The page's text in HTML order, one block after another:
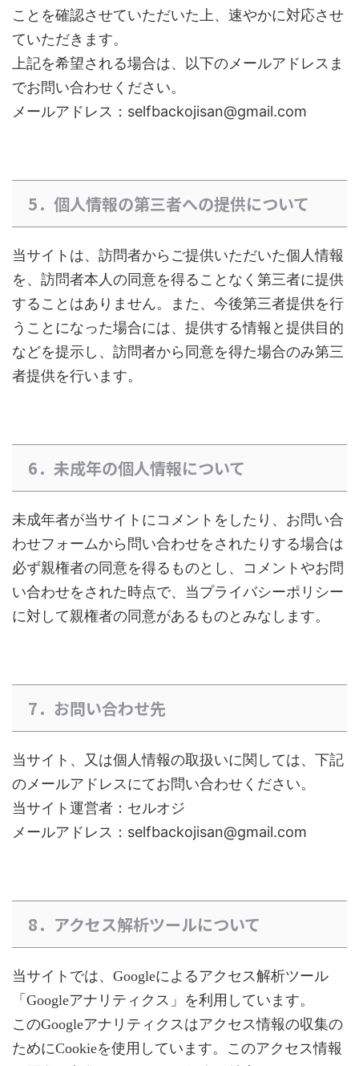
ことを確認させていただいた上、速やかに対応させ
ていただきます。
上記を希望される場合は、以下のメールアドレスま
でお問い合わせください。
メールアドレス： selfbackojisan@gmail.com
5．個人情報の第三者への提供について
当サイトは、訪問者からご提供いただいた個人情報
を、訪問者本人の同意を得ることなく第三者に提供
することはありません。また、今後第三者提供を行
うことになった場合には、提供する情報と提供目的
などを提示し、訪問者から同意を得た場合のみ第三
者提供を行います。
6．未成年の個人情報について
未成年者が当サイトにコメントをしたり、お問い合
わせフォームから問い合わせをされたりする場合は
必ず親権者の同意を得るものとし、コメントやお問
い合わせをされた時点で、当プライバシーポリシー
に対して親権者の同意があるものとみなします。
7．お問い合わせ先
当サイト、又は個人情報の取扱いに関しては、下記
のメールアドレスにてお問い合わせください。
当サイト運営者：セルオジ
メールアドレス： selfbackojisan@gmail.com
8．アクセス解析ツールについて
当サイトでは、Googleによるアクセス解析ツール
「Googleアナリティクス」を利用しています。
このGoogleアナリティクスはアクセス情報の収集の
ためにCookieを使用しています。このアクセス情報